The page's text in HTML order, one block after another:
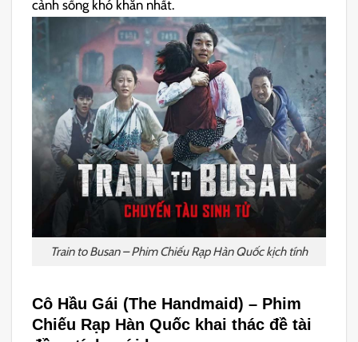
cảnh sống khó khăn nhất.
Train to Busan – Phim Chiếu Rạp Hàn Quốc kịch tính
Cô Hầu Gái (The Handmaid) – Phim
Chiếu Rạp Hàn Quốc khai thác đề tài